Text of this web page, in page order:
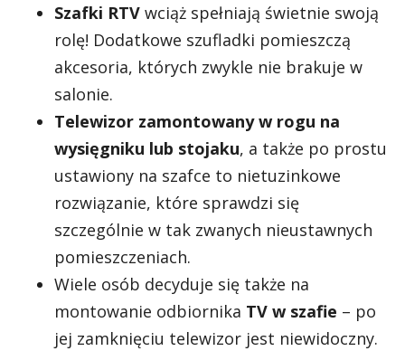
Szafki RTV wciąż spełniają świetnie swoją
rolę! Dodatkowe szufladki pomieszczą
akcesoria, których zwykle nie brakuje w
salonie.
Telewizor zamontowany w rogu na
wysięgniku lub stojaku, a także po prostu
ustawiony na szafce to nietuzinkowe
rozwiązanie, które sprawdzi się
szczególnie w tak zwanych nieustawnych
pomieszczeniach.
Wiele osób decyduje się także na
montowanie odbiornika TV w szafie – po
jej zamknięciu telewizor jest niewidoczny.